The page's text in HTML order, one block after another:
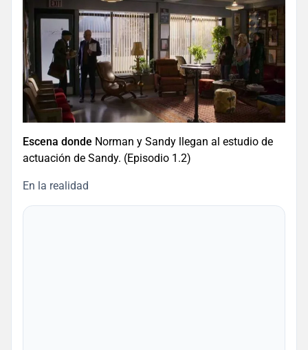
Escena donde Norman y Sandy llegan al estudio de
actuación de Sandy. (Episodio 1.2)
En la realidad